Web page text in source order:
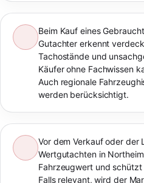
Beim Kauf eines
Gutachter erkennt
Tachostände und
Käufer ohne Fachwissen
Auch regionale
werden berücksichtigt.
Vor dem Verkauf oder der
Wertgutachten in
Fahrzeugwert und
Falls relevant, wird der